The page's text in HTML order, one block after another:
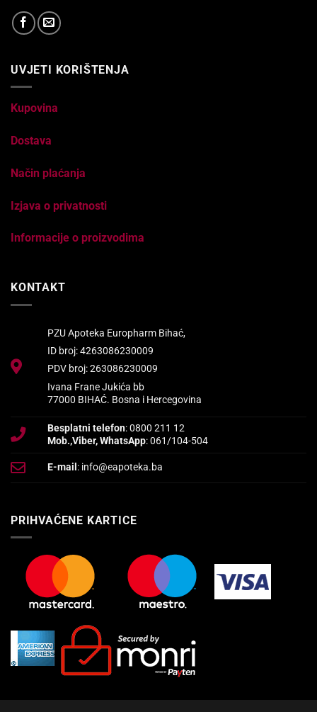
UVJETI KORIŠTENJA
Kupovina
Dostava
Način plaćanja
Izjava o privatnosti
Informacije o proizvodima
KONTAKT
PZU Apoteka Europharm Bihać,
ID broj: 4263086230009
PDV broj: 263086230009
Ivana Frane Jukića bb
77000 BIHAĆ. Bosna i Hercegovina
Besplatni telefon: 0800 211 12
Mob.,Viber, WhatsApp: 061/104-504
E-mail : info@eapoteka.ba
PRIHVAĆENE KARTICE